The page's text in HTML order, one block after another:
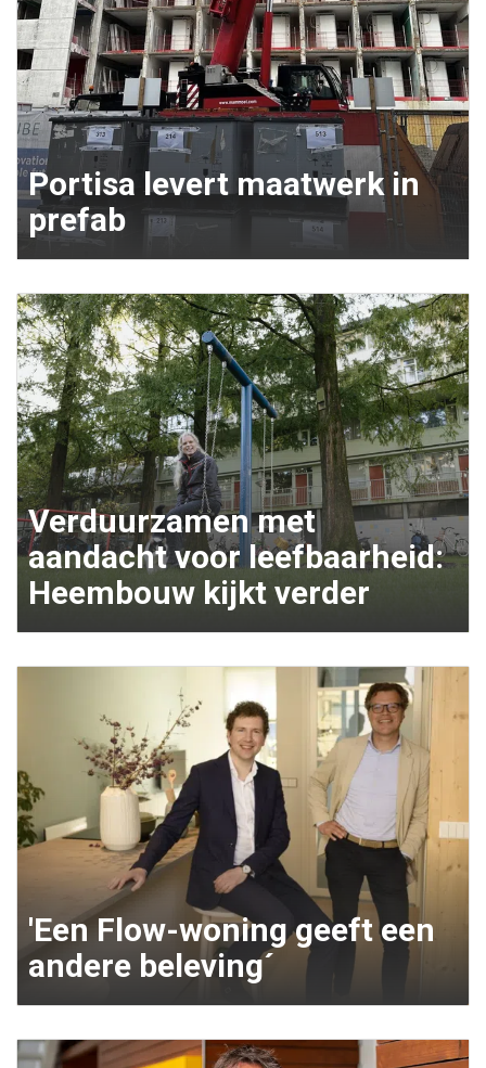
Portisa levert maatwerk in
prefab
Verduurzamen met
aandacht voor leefbaarheid:
Heembouw kijkt verder
'Een Flow-woning geeft een
andere beleving´